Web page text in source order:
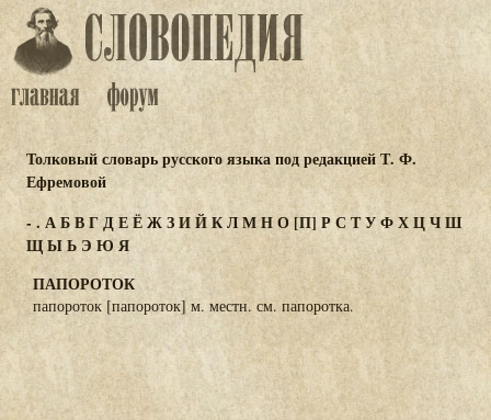
Толковый словарь русского языка под редакцией Т. Ф.
Ефремовой
- . АБВГДЕЁЖЗИЙКЛМНО[П] РС ТУФХЦЧШ
ЩЫЬЭ ЮЯ
ПАПОРОТОК
папороток [папороток] м. местн. см. папоротка.